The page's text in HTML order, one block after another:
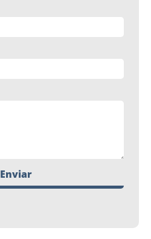
Enviar